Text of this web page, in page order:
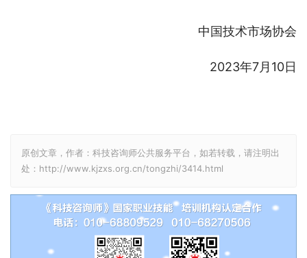
中国技术市场协会
2023年7月10日
原创文章，作者：科技咨询师公共服务平台，如若转载，请注明出
处：http://www.kjzxs.org.cn/tongzhi/3414.html